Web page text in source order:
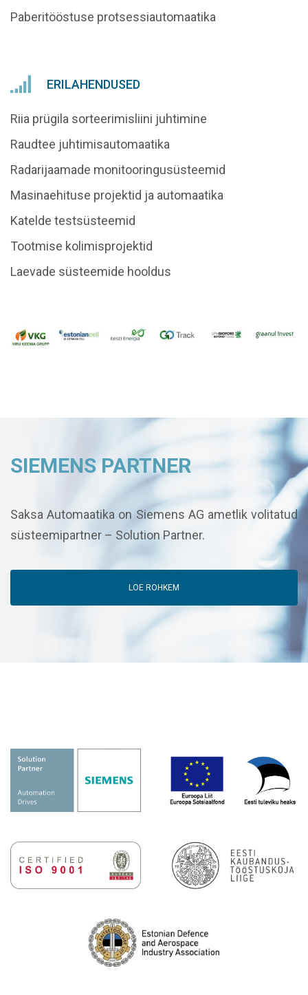
Paberitööstuse protsessiautomaatika
ERILAHENDUSED
Riia prügila sorteerimisliini juhtimine
Raudtee juhtimisautomaatika
Radarijaamade monitooringusüsteemid
Masinaehituse projektid ja automaatika
Katelde testsüsteemid
Tootmise kolimisprojektid
Laevade süsteemide hooldus
SIEMENS PARTNER
Saksa Automaatika on Siemens AG ametlik volitatud
süsteemipartner – Solution Partner.
LOE ROHKEM